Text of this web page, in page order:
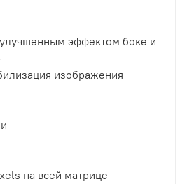
эффектом боке и
изображения
на всей матрице